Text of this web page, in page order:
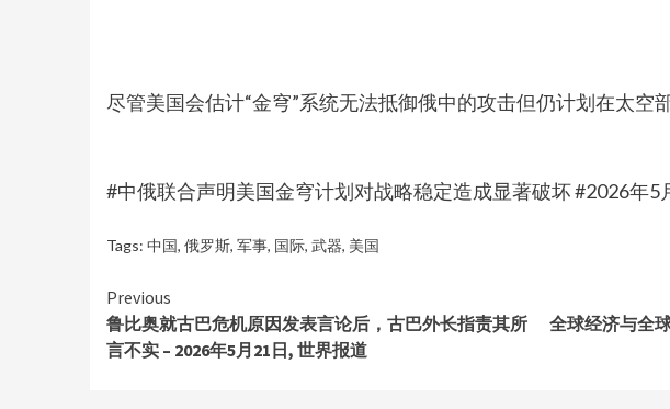
尽管美国会估计“金穹”系统无法抵御俄中的攻击但仍计划在太空
#中俄联合声明美国金穹计划对战略稳定造成显著破坏 #2026年5
Tags: 中国, 俄罗斯, 军事, 国际, 武器, 美国
Continue
Reading
Previous
鲁比奥就古巴危机原因发表言论后，古巴外长指责其所
言不实 – 2026年5月21日, 世界报道
全球经济与全